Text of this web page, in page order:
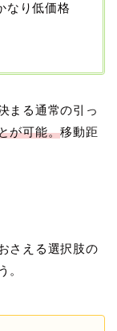
なり低価格
まる通常の引っ
が可能。移動距
さえる選択肢の
。